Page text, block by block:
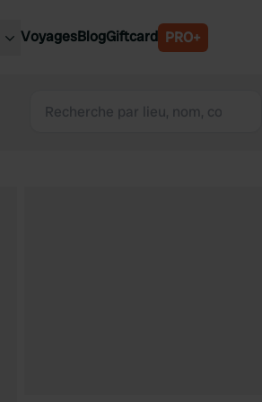
Slovénie
VoyagesBlogGiftcard PRO+